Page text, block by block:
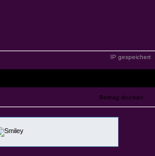
IP gespeichert